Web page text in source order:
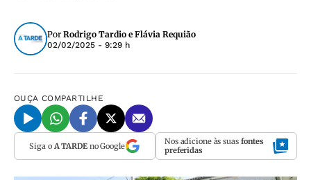
Por Rodrigo Tardio e Flávia Requião
02/02/2025 - 9:29 h
OUÇA COMPARTILHE
Siga o A TARDEno Google Nos adicione às suas fontes
preferidas